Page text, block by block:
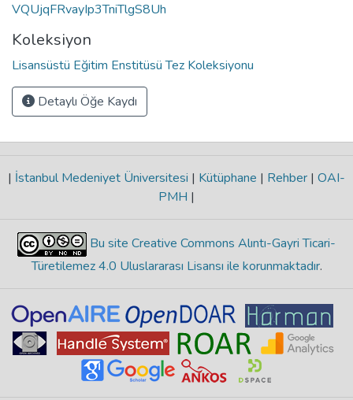
VQUjqFRvayIp3TniTlgS8Uh
Koleksiyon
Lisansüstü Eğitim Enstitüsü Tez Koleksiyonu
Detaylı Öğe Kaydı
| İstanbul Medeniyet Üniversitesi | Kütüphane | Rehber | OAI-
PMH |
Bu site Creative Commons Alıntı-Gayri Ticari-
Türetilemez 4.0 Uluslararası Lisansı ile korunmaktadır.